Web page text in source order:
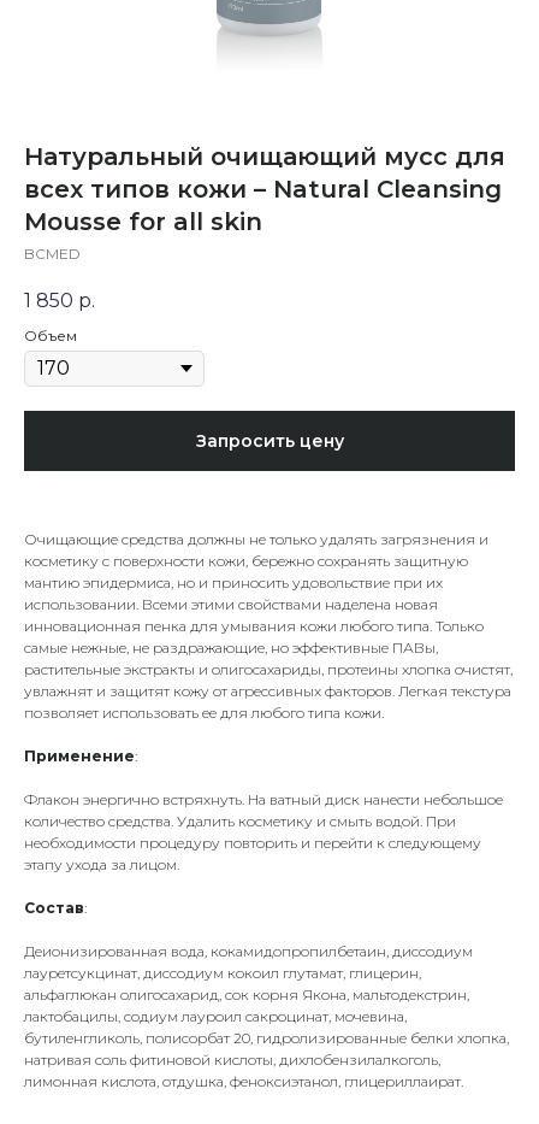
Натуральный очищающий мусс для
всех типов кожи – Natural Cleansing
Mousse for all skin
BCMED
1 850 р.
Объем
Запросить цену
Очищающие средства должны не только удалять загрязнения и
косметику с поверхности кожи, бережно сохранять защитную
мантию эпидермиса, но и приносить удовольствие при их
использовании. Всеми этими свойствами наделена новая
инновационная пенка для умывания кожи любого типа. Только
самые нежные, не раздражающие, но эффективные ПАВы,
растительные экстракты и олигосахариды, протеины хлопка очистят,
увлажнят и защитят кожу от агрессивных факторов. Легкая текстура
позволяет использовать ее для любого типа кожи.
Применение:
Флакон энергично встряхнуть. На ватный диск нанести небольшое
количество средства. Удалить косметику и смыть водой. При
необходимости процедуру повторить и перейти к следующему
этапу ухода за лицом.
Состав:
Деионизированная вода, кокамидопропилбетаин, диссодиум
лауретсукцинат, диссодиум кокоил глутамат, глицерин,
альфаглюкан олигосахарид, сок корня Якона, мальтодекстрин,
лактобацилы, содиум лауроил сакроцинат, мочевина,
бутиленгликоль, полисорбат 20, гидролизированные белки хлопка,
натривая соль фитиновой кислоты, дихлобензилалкоголь,
лимонная кислота, отдушка, феноксиэтанол, глицериллаират.